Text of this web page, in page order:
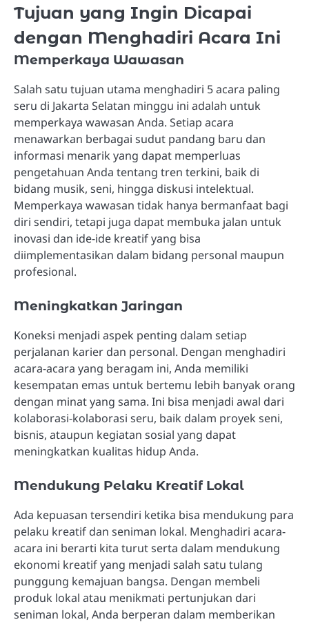
Tujuan yang Ingin Dicapai
dengan Menghadiri Acara Ini
Memperkaya Wawasan
Salah satu tujuan utama menghadiri 5 acara paling
seru di Jakarta Selatan minggu ini adalah untuk
memperkaya wawasan Anda. Setiap acara
menawarkan berbagai sudut pandang baru dan
informasi menarik yang dapat memperluas
pengetahuan Anda tentang tren terkini, baik di
bidang musik, seni, hingga diskusi intelektual.
Memperkaya wawasan tidak hanya bermanfaat bagi
diri sendiri, tetapi juga dapat membuka jalan untuk
inovasi dan ide-ide kreatif yang bisa
diimplementasikan dalam bidang personal maupun
profesional.
Meningkatkan Jaringan
Koneksi menjadi aspek penting dalam setiap
perjalanan karier dan personal. Dengan menghadiri
acara-acara yang beragam ini, Anda memiliki
kesempatan emas untuk bertemu lebih banyak orang
dengan minat yang sama. Ini bisa menjadi awal dari
kolaborasi-kolaborasi seru, baik dalam proyek seni,
bisnis, ataupun kegiatan sosial yang dapat
meningkatkan kualitas hidup Anda.
Mendukung Pelaku Kreatif Lokal
Ada kepuasan tersendiri ketika bisa mendukung para
pelaku kreatif dan seniman lokal. Menghadiri acara-
acara ini berarti kita turut serta dalam mendukung
ekonomi kreatif yang menjadi salah satu tulang
punggung kemajuan bangsa. Dengan membeli
produk lokal atau menikmati pertunjukan dari
seniman lokal, Anda berperan dalam memberikan